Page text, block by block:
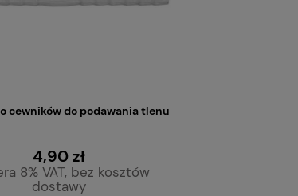
cewników do podawania tlenu
4,90 zł
8% VAT, bez kosztów
dostawy